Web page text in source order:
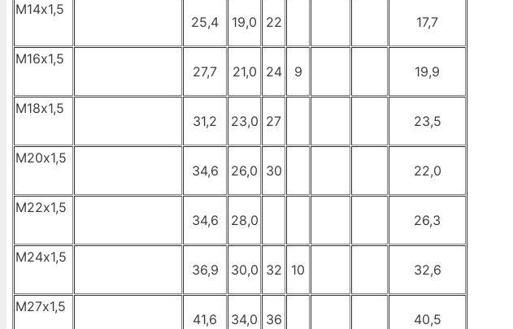
M14х1,5
25,4
19,0 22 17,7
M16х1,5
27,7
21,0 24 9 19,9
M18х1,5
31,2
23,0 27 23,5
M20х1,5
34,6
26,0 30 22,0
М22х1,5
34,6
28,0 26,3
М24х1,5
36,9
30,0 32 10 32,6
М27х1,5
41,6
34,0 36 40,5